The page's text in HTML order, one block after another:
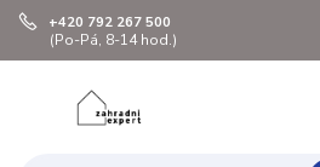
+420 792 267 500
(Po-Pá, 8-14 hod.)